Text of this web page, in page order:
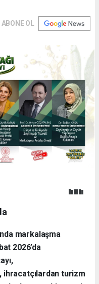
ABONE OL
markalaşma
2026’da
turizm